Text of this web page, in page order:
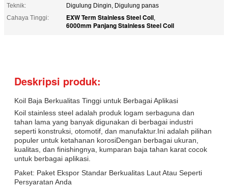
Teknik:
Digulung Dingin, Digulung panas
Cahaya Tinggi:
EXW Term Stainless Steel Coil,
6000mm Panjang Stainless Steel Coil
Deskripsi produk:
Koil Baja Berkualitas Tinggi untuk Berbagai Aplikasi
Koil stainless steel adalah produk logam serbaguna dan
tahan lama yang banyak digunakan di berbagai industri
seperti konstruksi, otomotif, dan manufaktur.Ini adalah pilihan
populer untuk ketahanan korosiDengan berbagai ukuran,
kualitas, dan finishingnya, kumparan baja tahan karat cocok
untuk berbagai aplikasi.
Paket: Paket Ekspor Standar Berkualitas Laut Atau Seperti
Persyaratan Anda